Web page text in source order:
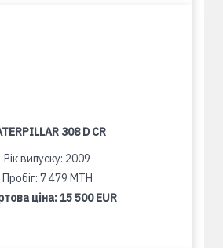
308 D CR
Рік випуску: 2009
Пробіг: 7 479 MTH
ціна:15 500 EUR